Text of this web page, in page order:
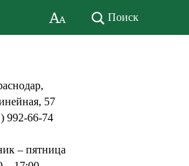
Поиск
57
66-74
– пятница